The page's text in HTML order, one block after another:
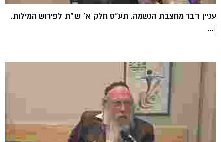
עניין דבר מחצבת הנשמה. תע"ס חלק א' שו"ת לפירוש המילות.
|...